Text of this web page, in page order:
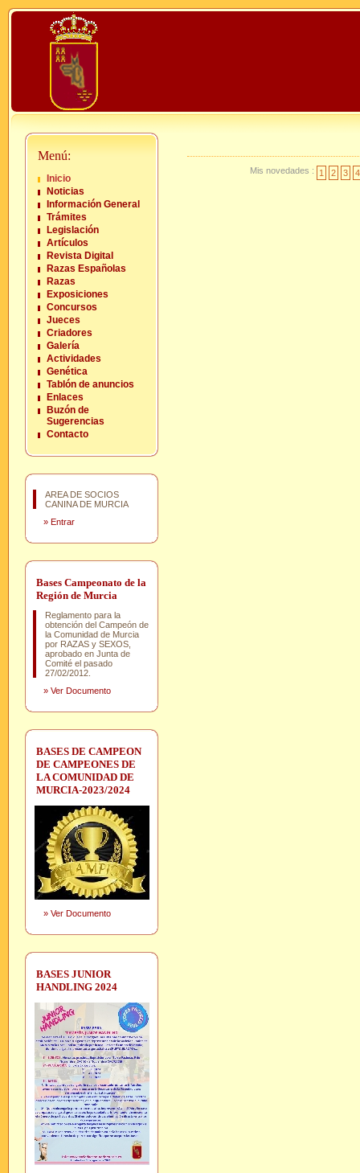
Menú:
Inicio
Noticias
Información General
Trámites
Legislación
Artículos
Revista Digital
Razas Españolas
Razas
Exposiciones
Concursos
Jueces
Criadores
Galería
Actividades
Genética
Tablón de anuncios
Enlaces
Buzón de
Sugerencias
Contacto
AREA DE SOCIOS
CANINA DE MURCIA
» Entrar
Bases Campeonato de la
Región de Murcia
Reglamento para la
obtención del Campeón de
la Comunidad de Murcia
por RAZAS y SEXOS,
aprobado en Junta de
Comité el pasado
27/02/2012.
» Ver Documento
BASES DE CAMPEON
DE CAMPEONES DE
LA COMUNIDAD DE
MURCIA-2023/2024
» Ver Documento
BASES JUNIOR
HANDLING 2024
Mis novedades : 1 2 3 4